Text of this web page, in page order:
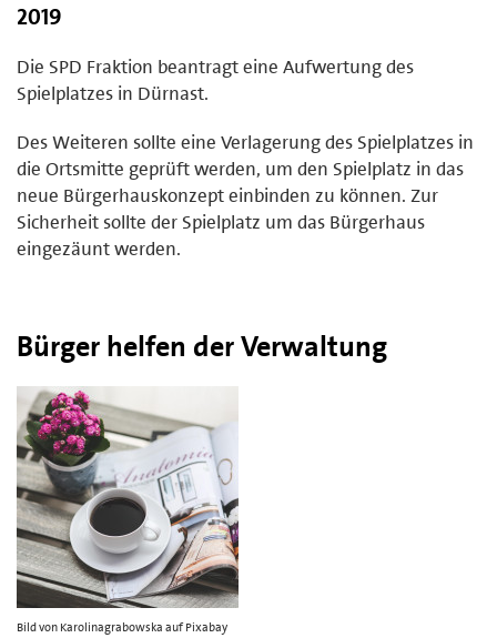
2019
Die SPD Fraktion beantragt eine Aufwertung des
Spielplatzes in Dürnast.
Des Weiteren sollte eine Verlagerung des Spielplatzes in
die Ortsmitte geprüft werden, um den Spielplatz in das
neue Bürgerhauskonzept einbinden zu können. Zur
Sicherheit sollte der Spielplatz um das Bürgerhaus
eingezäunt werden.
Bürger helfen der Verwaltung
Bild von Karolinagrabowska auf Pixabay